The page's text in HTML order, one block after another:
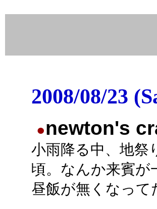
2008/08/23
●newton's
小雨降る中、地祭
頃。なんか来賓が
昼飯が無くなって